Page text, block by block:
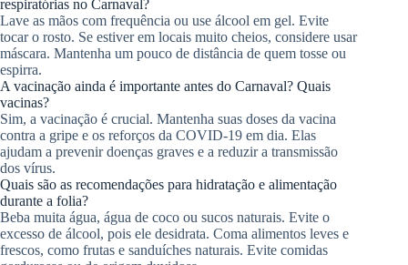
respiratórias no Carnaval?
Lave as mãos com frequência ou use álcool em gel. Evite
tocar o rosto. Se estiver em locais muito cheios, considere usar
máscara. Mantenha um pouco de distância de quem tosse ou
espirra.
A vacinação ainda é importante antes do Carnaval? Quais
vacinas?
Sim, a vacinação é crucial. Mantenha suas doses da vacina
contra a gripe e os reforços da COVID-19 em dia. Elas
ajudam a prevenir doenças graves e a reduzir a transmissão
dos vírus.
Quais são as recomendações para hidratação e alimentação
durante a folia?
Beba muita água, água de coco ou sucos naturais. Evite o
excesso de álcool, pois ele desidrata. Coma alimentos leves e
frescos, como frutas e sanduíches naturais. Evite comidas